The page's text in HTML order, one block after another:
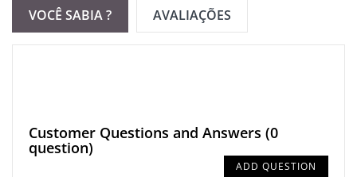
VOCÊ SABIA ? AVALIAÇÕES
Customer Questions and Answers (0
question)
ADD QUESTION